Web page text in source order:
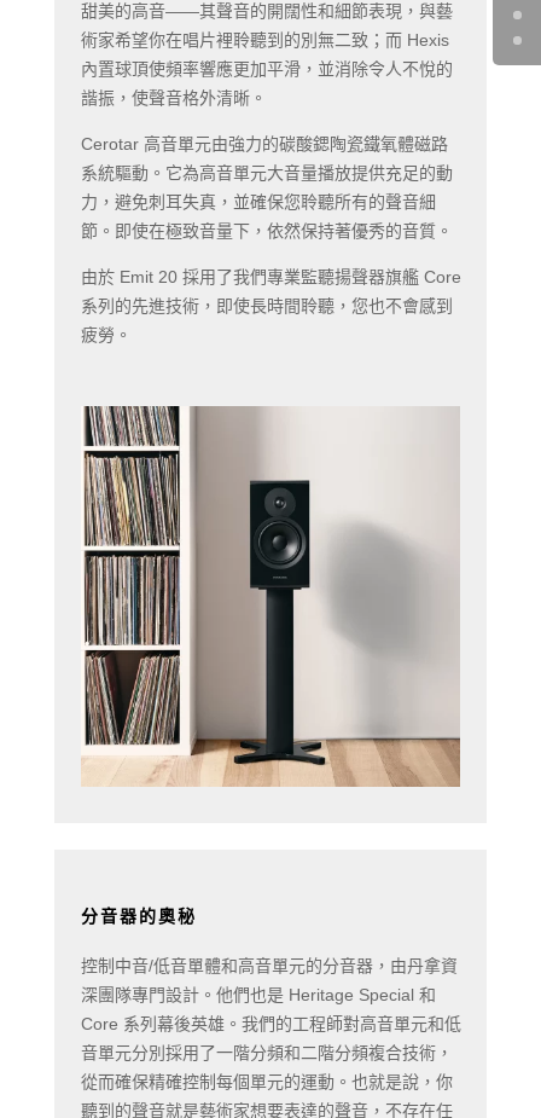
甜美的高音——其聲音的開闊性和細節表現，與藝
術家希望你在唱片裡聆聽到的別無二致；而 Hexis
內置球頂使頻率響應更加平滑，並消除令人不悅的
諧振，使聲音格外清晰。
Cerotar 高音單元由強力的碳酸鍶陶瓷鐵氧體磁路
系統驅動。它為高音單元大音量播放提供充足的動
力，避免刺耳失真，並確保您聆聽所有的聲音細
節。即使在極致音量下，依然保持著優秀的音質。
由於 Emit 20 採用了我們專業監聽揚聲器旗艦 Core
系列的先進技術，即使長時間聆聽，您也不會感到
疲勞。
分音器的奧秘
控制中音/低音單體和高音單元的分音器，由丹拿資
深團隊專門設計。他們也是 Heritage Special 和
Core 系列幕後英雄。我們的工程師對高音單元和低
音單元分別採用了一階分頻和二階分頻複合技術，
從而確保精確控制每個單元的運動。也就是說，你
聽到的聲音就是藝術家想要表達的聲音，不存在任